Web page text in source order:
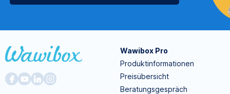
Wawibox Pro
Produktinformationen
Preisübersicht
Beratungsgespräch